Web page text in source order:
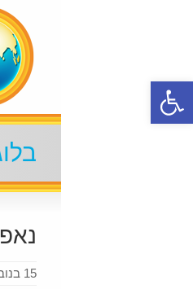
פתח סרגל נגישות
15 בנובמבר 2018